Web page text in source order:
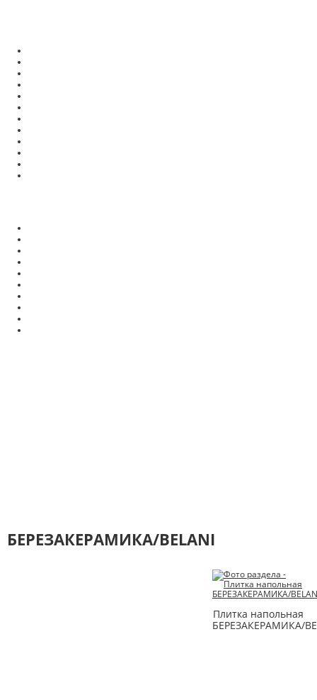
БЕРЕЗАКЕРАМИКА/BELANI
Плитка напольная
БЕРЕЗАКЕРАМИКА/